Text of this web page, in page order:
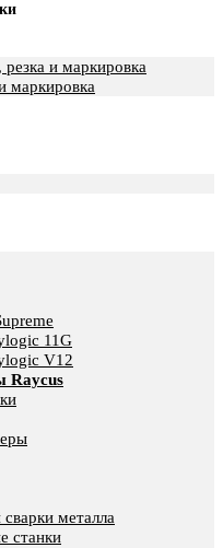
и маркировка
маркировка
11G
V12
Raycus
металла
станки